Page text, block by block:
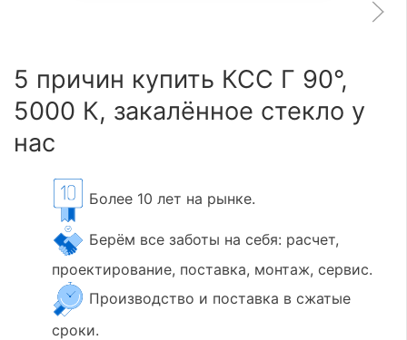
5 причин купить КСС Г 90°,
5000 К, закалённое стекло у
нас
Более 10 лет на рынке.
Берём все заботы на себя: расчет,
проектирование, поставка, монтаж, сервис.
Производство и поставка в сжатые
сроки.